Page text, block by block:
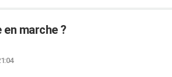
marche ?